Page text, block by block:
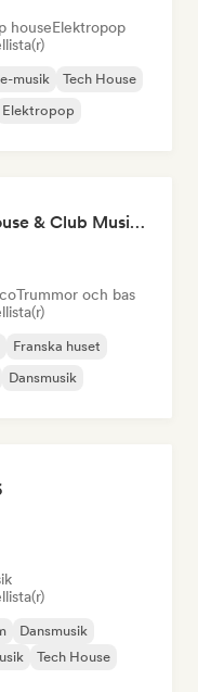
houseElektropop
musik
Tech House
Elektropop
House 2026 | Tech House & Club Music 🔥
Trummor och bas
Franska huset
Dansmusik
Dansmusik
Tech House